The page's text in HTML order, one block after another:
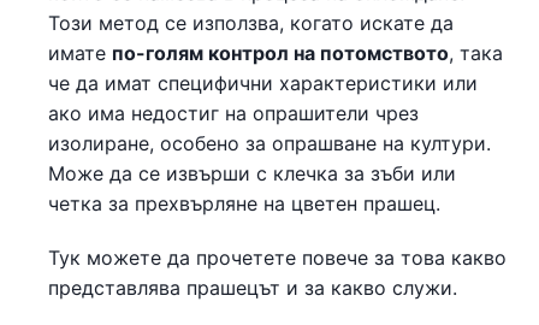
Този метод се използва, когато искате да
имате по-голям контрол на потомството, така
че да имат специфични характеристики или
ако има недостиг на опрашители чрез
изолиране, особено за опрашване на култури.
Може да се извърши с клечка за зъби или
четка за прехвърляне на цветен прашец.
Тук можете да прочетете повече за това какво
представлява прашецът и за какво служи.